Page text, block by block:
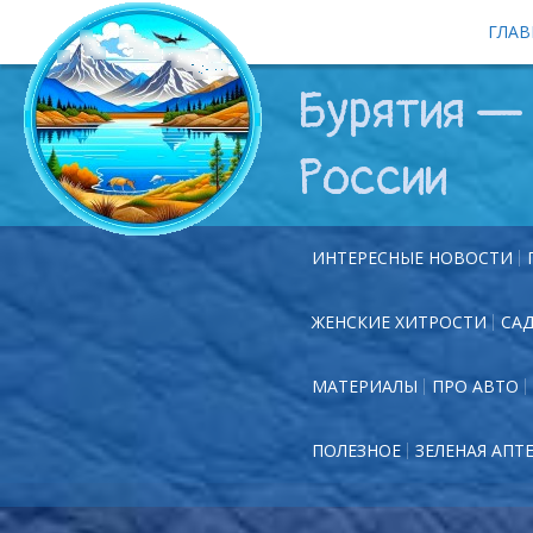
Бурятия —
России
ИНТЕРЕСНЫЕ НОВОСТИ
ЖЕНСКИЕ ХИТРОСТИ
МАТЕРИАЛЫ ПРО АВТО
ПОЛЕЗНОЕ ЗЕЛЕНАЯ